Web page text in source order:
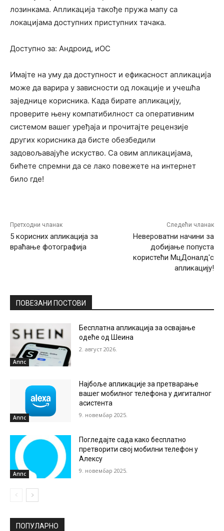
лозинкама. Апликација такође пружа мапу са
локацијама доступних приступних тачака.
Доступно за: Андроид, иОС
Имајте на уму да доступност и ефикасност апликација
може да варира у зависности од локације и учешћа
заједнице корисника. Када бирате апликацију,
проверите њену компатибилност са оперативним
системом вашег уређаја и прочитајте рецензије
других корисника да бисте обезбедили
задовољавајуће искуство. Са овим апликацијама,
бићете спремни да се лако повежете на интернет
било где!
Претходни чланак
5 корисних апликација за
враћање фотографија
Следећи чланак
Невероватни начини за
добијање попуста
користећи МцДоналд'с
апликацију!
ПОВЕЗАНИ ПОСТОВИ
Аппс
Бесплатна апликација за освајање
одеће од Шеина
2. август 2026.
Аппс
Најбоље апликације за претварање
вашег мобилног телефона у дигиталног
асистента
9. новембар 2025.
Аппс
Погледајте сада како бесплатно
претворити свој мобилни телефон у
Алексу
9. новембар 2025.
ПОПУЛАРНО